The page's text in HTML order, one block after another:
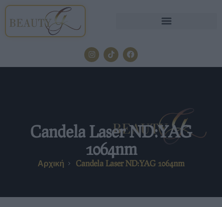
Candela Laser ND:YAG
1064nm
Αρχική Candela Laser ND:YAG 1064nm